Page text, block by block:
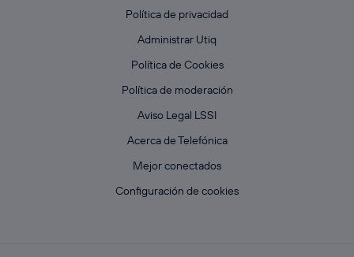
Política de privacidad
Administrar Utiq
Política de Cookies
Política de moderación
Aviso Legal LSSI
Acerca de Telefónica
Mejor conectados
Configuración de cookies